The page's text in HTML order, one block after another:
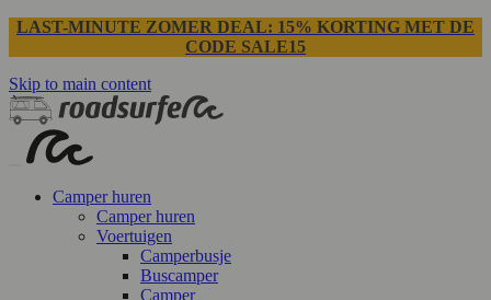
LAST-MINUTE ZOMER DEAL: 15% KORTING MET DE
CODE SALE15
Skip to main content
Camper huren
Camper huren
Voertuigen
Camperbusje
Buscamper
Camper